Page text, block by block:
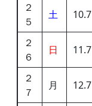
２
５
土 10.7
２
６
日 11.7
２
７
月 12.7